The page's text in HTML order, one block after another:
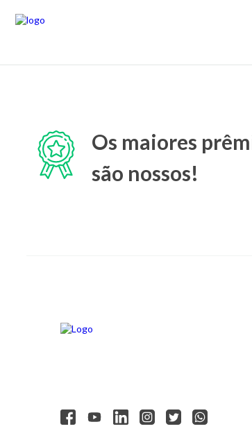
Os maiores
são nossos!